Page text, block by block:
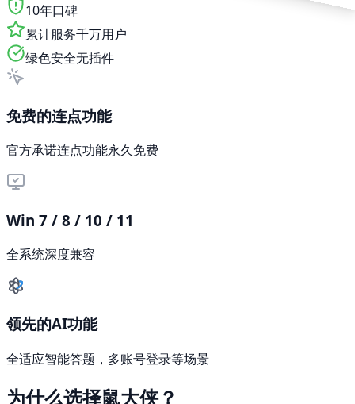
10年口碑
累计服务千万用户
绿色安全无插件
免费的连点功能
官方承诺连点功能永久免费
Win 7 / 8 / 10 / 11
全系统深度兼容
领先的AI功能
全适应智能答题，多账号登录等场景
为什么选择鼠大侠？